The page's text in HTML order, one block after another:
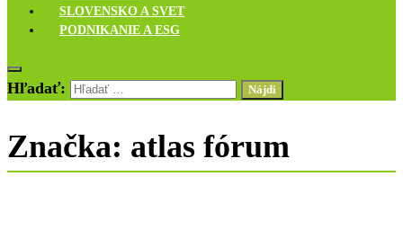
SLOVENSKO A SVET
PODNIKANIE A ESG
Hľadať:
Značka: atlas fórum